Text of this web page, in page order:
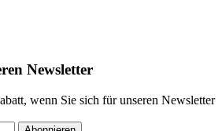
Newsletter
wenn Sie sich für unseren Newsletter